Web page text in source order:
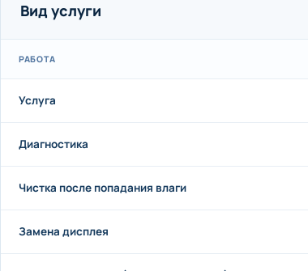
Вид услуги
РАБОТА
Услуга
Диагностика
Чистка после попадания влаги
Замена дисплея